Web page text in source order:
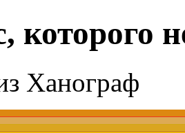
которого
Ханограф